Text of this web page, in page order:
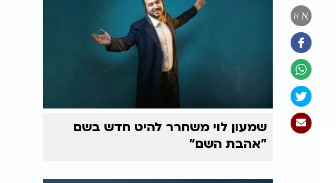
א א
שמעון לוי משחרר להיט חדש בשם
"אהבת השם"